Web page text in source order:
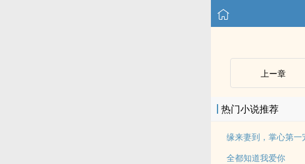
上ー章
热门小说推荐
缘来妻到，掌心第一
全都知道我爱你